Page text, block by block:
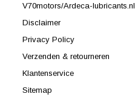
V70motors/Ardeca-lubricants.nl
Disclaimer
Privacy Policy
Verzenden & retourneren
Klantenservice
Sitemap